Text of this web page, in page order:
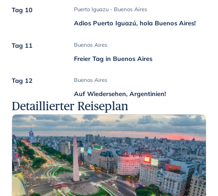
Tag 10 Puerto Iguazu - Buenos Aires
Adios Puerto Iguazú, hola Buenos Aires!
Tag 11 Buenos Aires
Freier Tag in Buenos Aires
Tag 12 Buenos Aires
Auf Wiedersehen, Argentinien!
Detaillierter Reiseplan